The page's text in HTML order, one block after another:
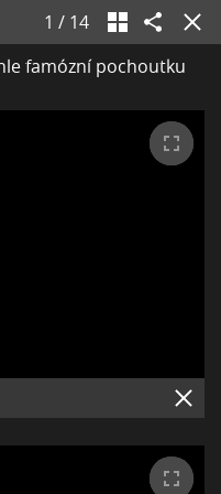
1 / 14
famózní pochoutku